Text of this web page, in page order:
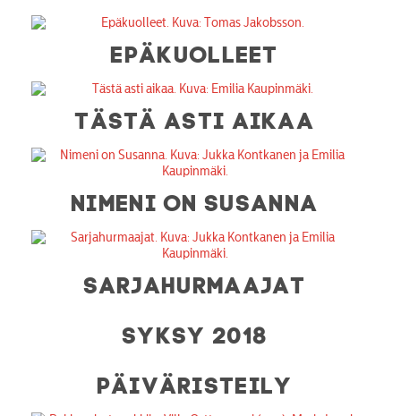
EPÄKUOLLEET
TÄSTÄ ASTI AIKAA
NIMENI ON SUSANNA
SARJAHURMAAJAT
SYKSY 2018
PÄIVÄRISTEILY